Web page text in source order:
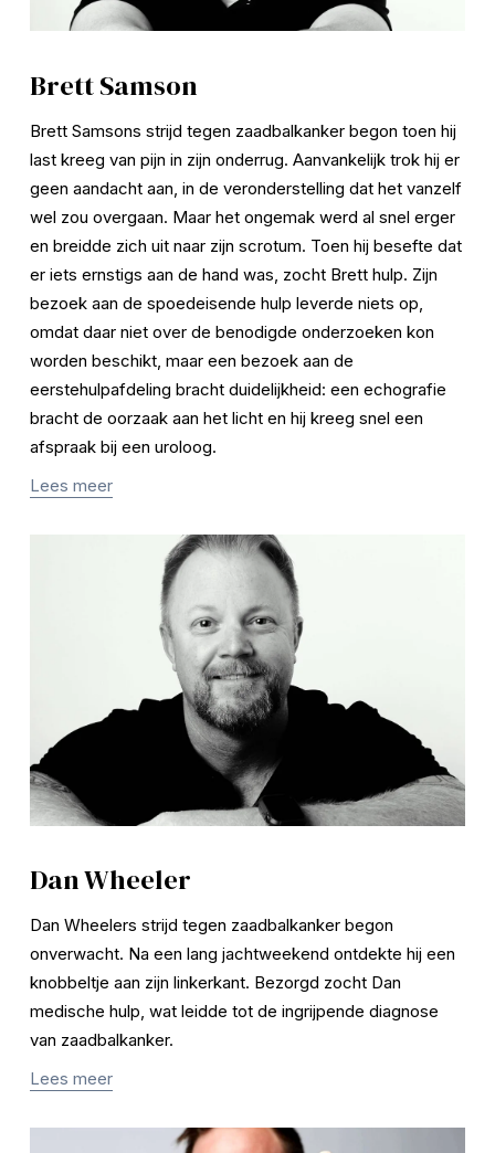
Brett Samson
Brett Samsons strijd tegen zaadbalkanker begon toen hij
last kreeg van pijn in zijn onderrug. Aanvankelijk trok hij er
geen aandacht aan, in de veronderstelling dat het vanzelf
wel zou overgaan. Maar het ongemak werd al snel erger
en breidde zich uit naar zijn scrotum. Toen hij besefte dat
er iets ernstigs aan de hand was, zocht Brett hulp. Zijn
bezoek aan de spoedeisende hulp leverde niets op,
omdat daar niet over de benodigde onderzoeken kon
worden beschikt, maar een bezoek aan de
eerstehulpafdeling bracht duidelijkheid: een echografie
bracht de oorzaak aan het licht en hij kreeg snel een
afspraak bij een uroloog.
Lees meer
Dan Wheeler
Dan Wheelers strijd tegen zaadbalkanker begon
onverwacht. Na een lang jachtweekend ontdekte hij een
knobbeltje aan zijn linkerkant. Bezorgd zocht Dan
medische hulp, wat leidde tot de ingrijpende diagnose
van zaadbalkanker.
Lees meer